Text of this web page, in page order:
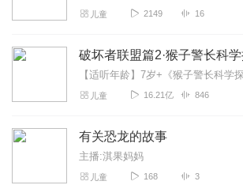
儿童 2149 16
儿童 16.21亿 846
有关恐龙的故事
主播:淇果妈妈
儿童 168 3